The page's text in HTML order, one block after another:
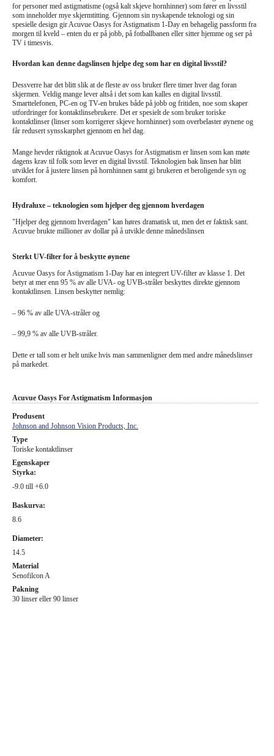
for personer med astigmatisme (også kalt skjeve hornhinner) som fører en livsstil
som inneholder mye skjermtitting. Gjennom sin nyskapende teknologi og sin
spesielle design gir Acuvue Oasys for Astigmatism 1-Day en behagelig passform fra
morgen til kveld – enten du er på jobb, på fotballbanen eller sitter hjemme og ser på
TV i timesvis.
Hvordan kan denne dagslinsen hjelpe deg som har en digital livsstil?
Dessverre har det blitt slik at de fleste av oss bruker flere timer hver dag foran
skjermen. Veldig mange lever altså i det som kan kalles en digital livsstil.
Smarttelefonen, PC-en og TV-en brukes både på jobb og fritiden, noe som skaper
utfordringer for kontaktlinsebrukere. Det er spesielt de som bruker toriske
kontaktlinser (linser som korrigerer skjeve hornhinner) som overbelaster øynene og
får redusert synsskarphet gjennom en hel dag.
Mange hevder riktignok at Acuvue Oasys for Astigmatism er linsen som kan møte
dagens krav til folk som lever en digital livsstil. Teknologien bak linsen har blitt
utviklet for å justere linsen på hornhinnen samt gi brukeren et beroligende syn og
komfort.
Hydraluxe – teknologien som hjelper deg gjennom hverdagen
"Hjelper deg gjennom hverdagen" kan høres dramatisk ut, men det er faktisk sant.
Acuvue brukte millioner av dollar på å utvikle denne månedslinsen
Sterkt UV-filter for å beskytte øynene
Acuvue Oasys for Astigmatism 1-Day har en integrert UV-filter av klasse 1. Det
betyr at mer enn 95 % av alle UVA- og UVB-stråler beskyttes direkte gjennom
kontaktlinsen. Linsen beskytter nemlig:
– 96 % av alle UVA-stråler og
– 99,9 % av alle UVB-stråler.
Dette er tall som er helt unike hvis man sammenligner dem med andre månedslinser
på markedet.
Acuvue Oasys For Astigmatism Informasjon
Produsent
Johnson and Johnson Vision Products, Inc.
Type
Toriske kontaktlinser
Egenskaper
Styrka:
-9.0 till +6.0
Baskurva:
8.6
Diameter:
14.5
Material
Senofilcon A
Pakning
30 linser eller 90 linser